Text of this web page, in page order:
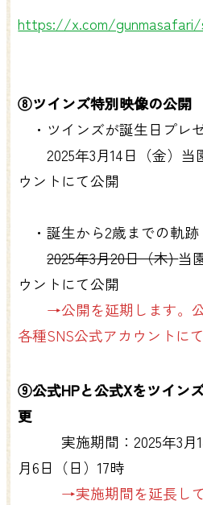
https://x.com/gunmasafari/
⑧ツインズ特別映像の公開
・ツインズが誕生日プレ
2025年3月14日（金）当
ウントにて公開
・誕生から2歳までの軌跡
2025年3月20日（木)当
ウントにて公開
→公開を延期します。
各種SNS公式アカウントに
⑨公式HPと公式Xをツイン
更
実施期間：2025年3月
月6日（日）17時
→実施期間を延長し